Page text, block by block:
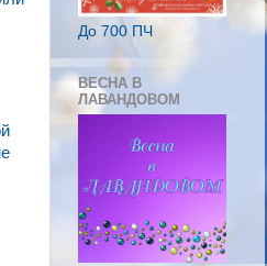
До 700 ПЧ
ВЕСНА В
ЛАВАНДОВОМ